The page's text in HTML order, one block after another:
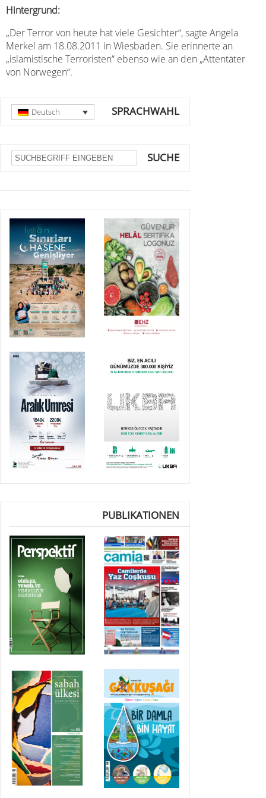
Hintergrund:
„Der Terror von heute hat viele Gesichter“, sagte Angela
Merkel am 18.08.2011 in Wiesbaden. Sie erinnerte an
„islamistische Terroristen“ ebenso wie an den „Attentäter
von Norwegen“.
SPRACHWAHL
Deutsch
SUCHE
PUBLIKATIONEN